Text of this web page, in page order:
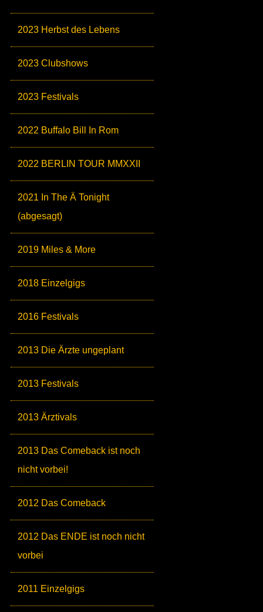
2023 Herbst des Lebens
2023 Clubshows
2023 Festivals
2022 Buffalo Bill In Rom
2022 BERLIN TOUR MMXXII
2021 In The Ä Tonight
(abgesagt)
2019 Miles & More
2018 Einzelgigs
2016 Festivals
2013 Die Ärzte ungeplant
2013 Festivals
2013 Ärztivals
2013 Das Comeback ist noch
nicht vorbei!
2012 Das Comeback
2012 Das ENDE ist noch nicht
vorbei
2011 Einzelgigs